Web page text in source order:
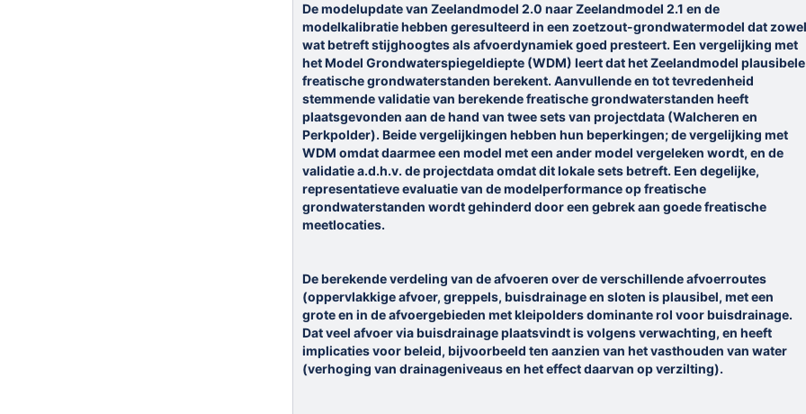
De modelupdate van Zeelandmodel 2.0 naar Zeelandmodel 2.1 en de
modelkalibratie hebben geresulteerd in een zoetzout-grondwatermodel dat zowel
wat betreft stijghoogtes als afvoerdynamiek goed presteert. Een vergelijking met
het Model Grondwaterspiegeldiepte (WDM) leert dat het Zeelandmodel plausibele
freatische grondwaterstanden berekent. Aanvullende en tot tevredenheid
stemmende validatie van berekende freatische grondwaterstanden heeft
plaatsgevonden aan de hand van twee sets van projectdata (Walcheren en
Perkpolder). Beide vergelijkingen hebben hun beperkingen; de vergelijking met
WDM omdat daarmee een model met een ander model vergeleken wordt, en de
validatie a.d.h.v. de projectdata omdat dit lokale sets betreft. Een degelijke,
representatieve evaluatie van de modelperformance op freatische
grondwaterstanden wordt gehinderd door een gebrek aan goede freatische
meetlocaties.
De berekende verdeling van de afvoeren over de verschillende afvoerroutes
(oppervlakkige afvoer, greppels, buisdrainage en sloten is plausibel, met een
grote en in de afvoergebieden met kleipolders dominante rol voor buisdrainage.
Dat veel afvoer via buisdrainage plaatsvindt is volgens verwachting, en heeft
implicaties voor beleid, bijvoorbeeld ten aanzien van het vasthouden van water
(verhoging van drainageniveaus en het effect daarvan op verzilting).